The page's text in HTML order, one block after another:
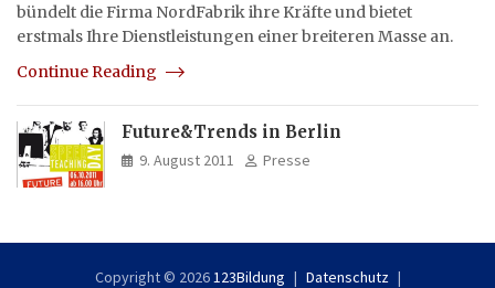
bündelt die Firma NordFabrik ihre Kräfte und bietet
erstmals Ihre Dienstleistungen einer breiteren Masse an.
Continue Reading
Future&Trends in Berlin
9. August 2011 Presse
Copyright © 2026123Bildung
Datenschutz